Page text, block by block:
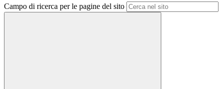
Campo di ricerca per le pagine del sito